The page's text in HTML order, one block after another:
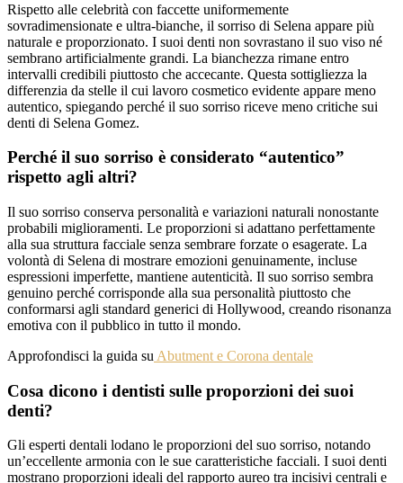
Rispetto alle celebrità con faccette uniformemente
sovradimensionate e ultra-bianche, il sorriso di Selena appare più
naturale e proporzionato. I suoi denti non sovrastano il suo viso né
sembrano artificialmente grandi. La bianchezza rimane entro
intervalli credibili piuttosto che accecante. Questa sottigliezza la
differenzia da stelle il cui lavoro cosmetico evidente appare meno
autentico, spiegando perché il suo sorriso riceve meno critiche sui
denti di Selena Gomez.
Perché il suo sorriso è considerato “autentico”
rispetto agli altri?
Il suo sorriso conserva personalità e variazioni naturali nonostante
probabili miglioramenti. Le proporzioni si adattano perfettamente
alla sua struttura facciale senza sembrare forzate o esagerate. La
volontà di Selena di mostrare emozioni genuinamente, incluse
espressioni imperfette, mantiene autenticità. Il suo sorriso sembra
genuino perché corrisponde alla sua personalità piuttosto che
conformarsi agli standard generici di Hollywood, creando risonanza
emotiva con il pubblico in tutto il mondo.
Approfondisci la guida su Abutment e Corona dentale
Cosa dicono i dentisti sulle proporzioni dei suoi
denti?
Gli esperti dentali lodano le proporzioni del suo sorriso, notando
un’eccellente armonia con le sue caratteristiche facciali. I suoi denti
mostrano proporzioni ideali del rapporto aureo tra incisivi centrali e